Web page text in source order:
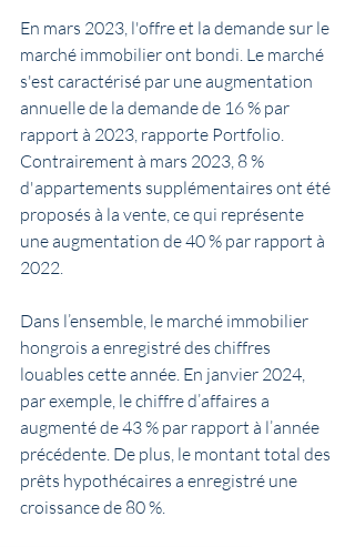
En mars 2023, l'offre et la demande sur le
marché immobilier ont bondi. Le marché
s'est caractérisé par une augmentation
annuelle de la demande de 16 % par
rapport à 2023, rapporte Portfolio.
Contrairement à mars 2023, 8 %
d'appartements supplémentaires ont été
proposés à la vente, ce qui représente
une augmentation de 40 % par rapport à
2022.
Dans l’ensemble, le marché immobilier
hongrois a enregistré des chiffres
louables cette année. En janvier 2024,
par exemple, le chiffre d’affaires a
augmenté de 43 % par rapport à l’année
précédente. De plus, le montant total des
prêts hypothécaires a enregistré une
croissance de 80 %.